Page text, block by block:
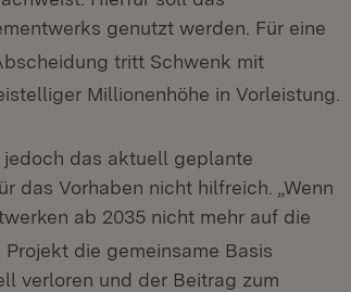
genutzt werden. Für eine
tritt Schwenk mit
Millionenhöhe in Vorleistung.
jedoch das aktuell geplante
das Vorhaben nicht hilfreich. „Wenn
ab 2035 nicht mehr auf die
die gemeinsame Basis
verloren und der Beitrag zum